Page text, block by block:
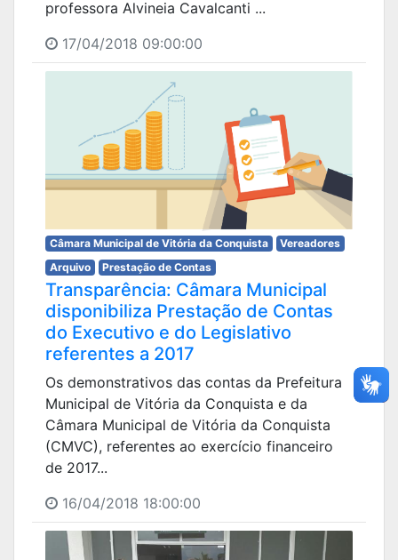
professora Alvineia Cavalcanti ...
17/04/2018 09:00:00
Câmara Municipal de Vitória da Conquista
Vereadores
Arquivo
Prestação de Contas
Transparência: Câmara Municipal
disponibiliza Prestação de Contas
do Executivo e do Legislativo
referentes a 2017
Os demonstrativos das contas da Prefeitura
Municipal de Vitória da Conquista e da
Câmara Municipal de Vitória da Conquista
(CMVC), referentes ao exercício financeiro
de 2017...
16/04/2018 18:00:00